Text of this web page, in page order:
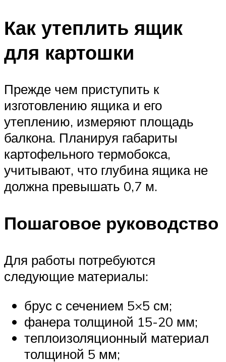
Как утеплить ящик
для картошки
Прежде чем приступить к
изготовлению ящика и его
утеплению, измеряют площадь
балкона. Планируя габариты
картофельного термобокса,
учитывают, что глубина ящика не
должна превышать 0,7 м.
Пошаговое руководство
Для работы потребуются
следующие материалы:
брус с сечением 5×5 см;
фанера толщиной 15-20 мм;
теплоизоляционный материал
толщиной 5 мм;